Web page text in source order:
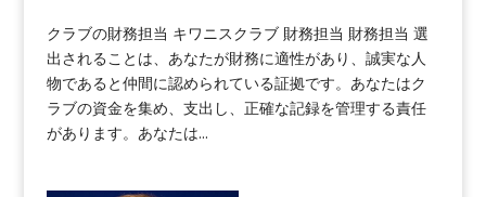
クラブの財務担当 キワニスクラブ 財務担当 財務担当 選
出されることは、あなたが財務に適性があり、誠実な人
物であると仲間に認められている証拠です。あなたはク
ラブの資金を集め、支出し、正確な記録を管理する責任
があります。あなたは...